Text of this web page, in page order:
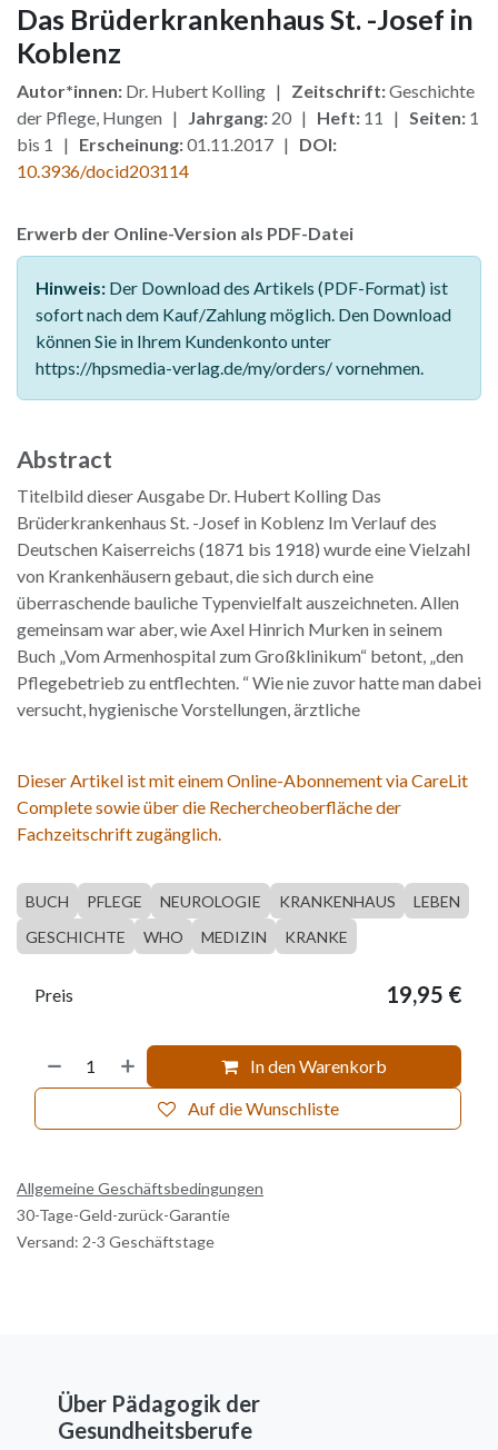
Das Brüderkrankenhaus St. -Josef in
Koblenz
Autor*innen: Dr. Hubert Kolling | Zeitschrift:Geschichte
der Pflege, Hungen | Jahrgang: 20 | Heft: 11 | Seiten: 1
bis 1 | Erscheinung:01.11.2017 | DOI:
10.3936/docid203114
Erwerb der Online-Version als PDF-Datei
Hinweis: Der Download des Artikels (PDF-Format) ist
sofort nach dem Kauf/Zahlung möglich. Den Download
können Sie in Ihrem Kundenkonto unter
https://hpsmedia-verlag.de/my/orders/ vornehmen.
Abstract
Titelbild dieser Ausgabe Dr. Hubert Kolling Das
Brüderkrankenhaus St. -Josef in Koblenz Im Verlauf des
Deutschen Kaiserreichs (1871 bis 1918) wurde eine Vielzahl
von Krankenhäusern gebaut, die sich durch eine
überraschende bauliche Typenvielfalt auszeichneten. Allen
gemeinsam war aber, wie Axel Hinrich Murken in seinem
Buch „Vom Armenhospital zum Großklinikum“ betont, „den
Pflegebetrieb zu entflechten. “ Wie nie zuvor hatte man dabei
versucht, hygienische Vorstellungen, ärztliche
Dieser Artikel ist mit einem Online-Abonnement via CareLit
Complete sowie über die Rechercheoberfläche der
Fachzeitschrift zugänglich.
BUCH PFLEGE NEUROLOGIE KRANKENHAUS
LEBEN
GESCHICHTE
WHO MEDIZIN KRANKE
In den Warenkorb
Auf die Wunschliste
Preis 19,95 €
Allgemeine Geschäftsbedingungen
30-Tage-Geld-zurück-Garantie
Versand: 2-3 Geschäftstage
Über Pädagogik der
Gesundheitsberufe